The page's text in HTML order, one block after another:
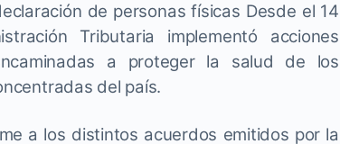
de personas físicas Desde el 14
Tributaria implementó acciones
a proteger la salud de los
del país.
a los distintos acuerdos emitidos por la